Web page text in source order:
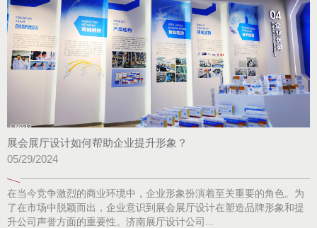
展会展厅设计如何帮助企业提升形象？
05/29/2024
在当今竞争激烈的商业环境中，企业形象扮演着至关重要的角色。为
了在市场中脱颖而出，企业意识到展会展厅设计在塑造品牌形象和提
升公司声誉方面的重要性。济南展厅设计公司...